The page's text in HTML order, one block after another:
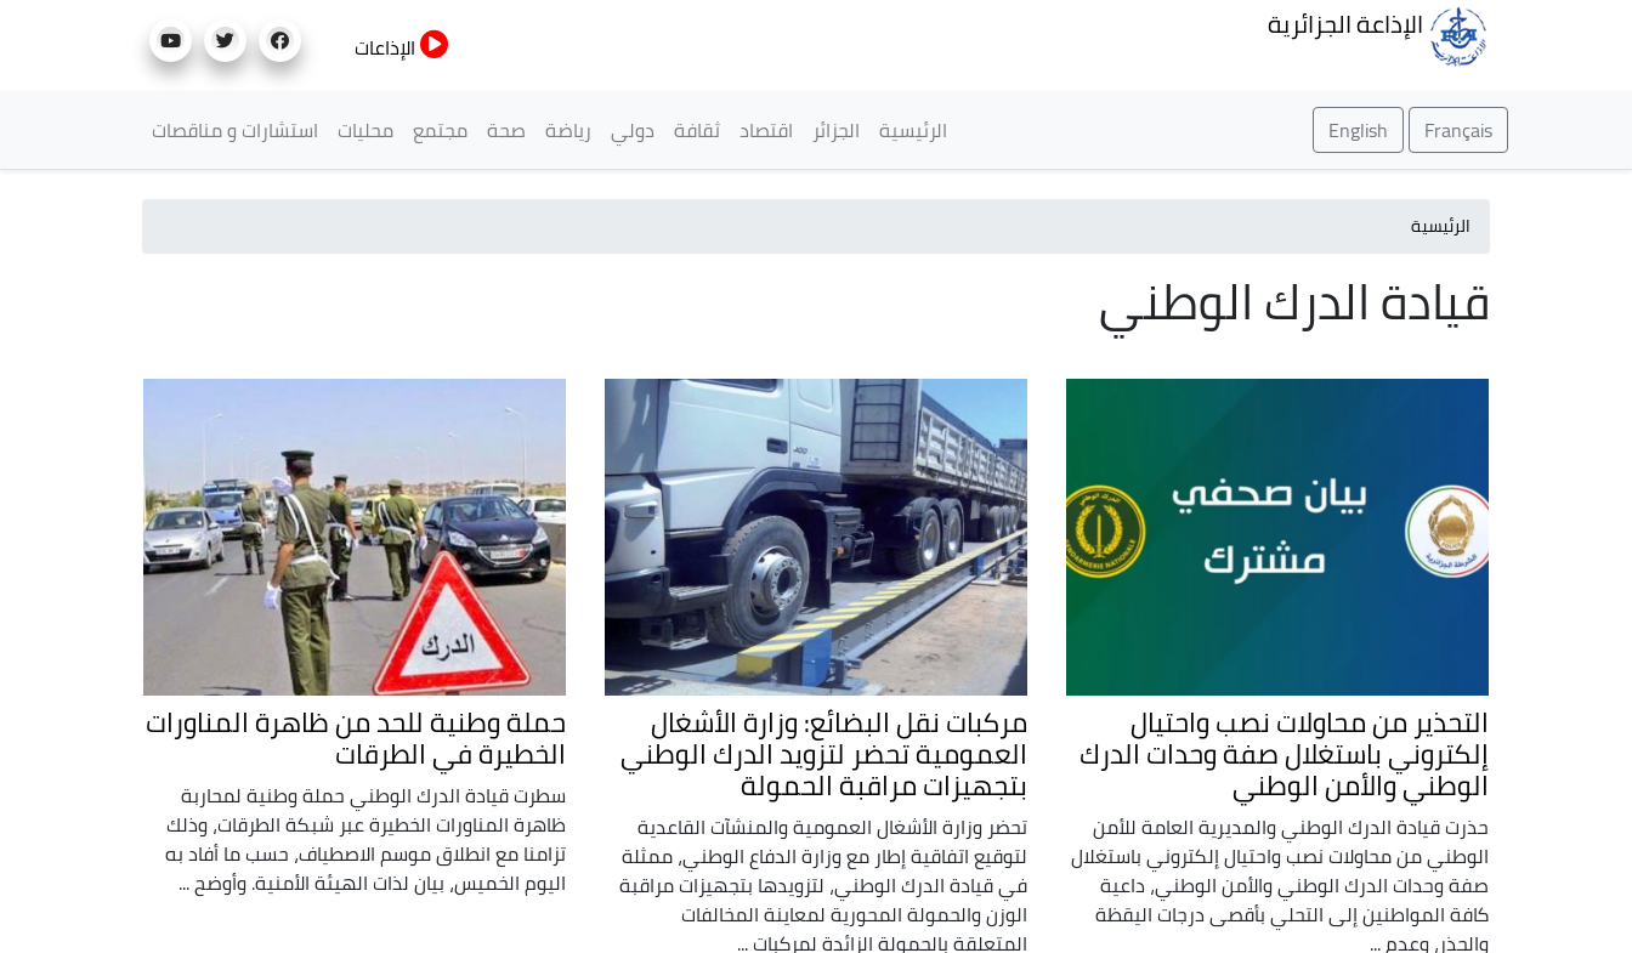
الإذاعة الجزائرية
الإذاعات
Français
English القائمة الرئيسية
الرئيسية الجزائر اقتصاد ثقافة دولي رياضة صحة مجتمع محليات استشارات و مناقصات
الرئيسية
قيادة الدرك الوطني
التحذير من محاولات نصب واحتيال
إلكتروني باستغلال صفة وحدات الدرك
الوطني والأمن الوطني
حذرت قيادة الدرك الوطني والمديرية العامة للأمن
الوطني من محاولات نصب واحتيال إلكتروني باستغلال
صفة وحدات الدرك الوطني والأمن الوطني، داعية
كافة المواطنين إلى التحلي بأقصى درجات اليقظة
والحذر، وعدم ...
مركبات نقل البضائع: وزارة الأشغال
العمومية تحضر لتزويد الدرك الوطني
بتجهيزات مراقبة الحمولة
تحضر وزارة الأشغال العمومية والمنشآت القاعدية
لتوقيع اتفاقية إطار مع وزارة الدفاع الوطني، ممثلة
في قيادة الدرك الوطني، لتزويدها بتجهيزات مراقبة
الوزن والحمولة المحورية لمعاينة المخالفات
المتعلقة بالحمولة الزائدة لمركبات ...
حملة وطنية للحد من ظاهرة المناورات
الخطيرة في الطرقات
سطرت قيادة الدرك الوطني حملة وطنية لمحاربة
ظاهرة المناورات الخطيرة عبر شبكة الطرقات، وذلك
تزامنا مع انطلاق موسم الاصطياف، حسب ما أفاد به
اليوم الخميس، بيان لذات الهيئة الأمنية. وأوضح ...